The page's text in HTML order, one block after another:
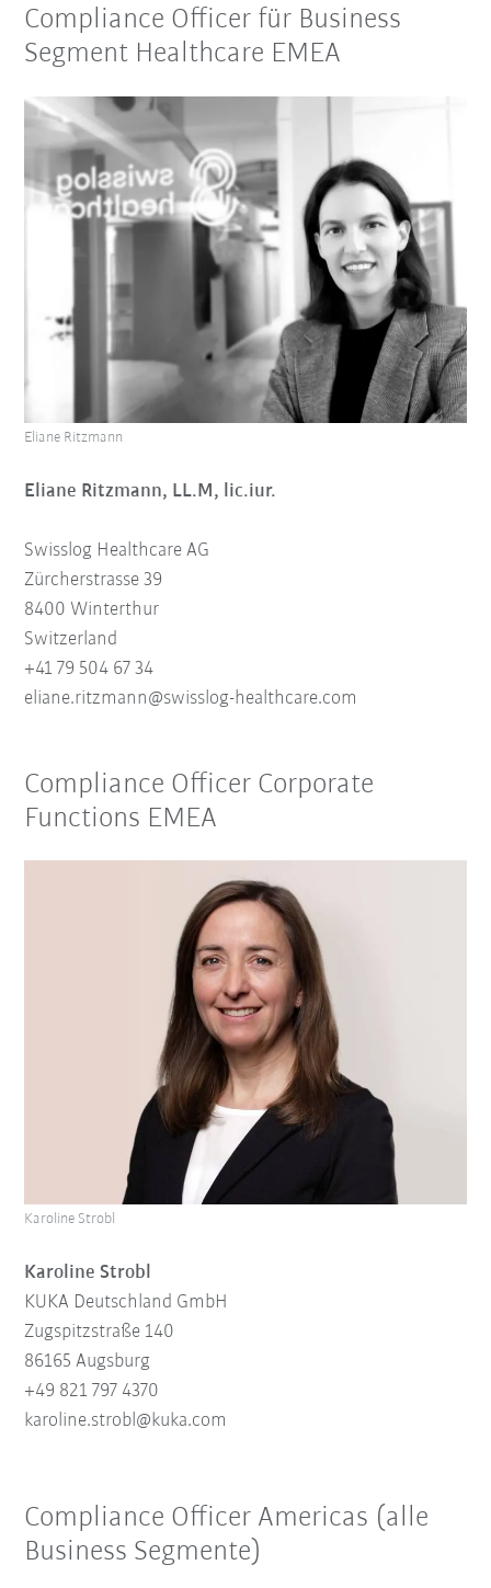
Compliance Officer für Business
Segment Healthcare EMEA
Eliane Ritzmann, LL.M, lic.iur.
Swisslog Healthcare AG
Zürcherstrasse 39
8400 Winterthur
Switzerland
+41 79 504 67 34
eliane.ritzmann@swisslog-healthcare.com
Eliane Ritzmann
Compliance Officer Corporate
Functions EMEA
Karoline Strobl
KUKA Deutschland GmbH
Zugspitzstraße 140
86165 Augsburg
+49 821 797 4370
karoline.strobl@kuka.com
Karoline Strobl
Compliance Officer Americas (alle
Business Segmente)